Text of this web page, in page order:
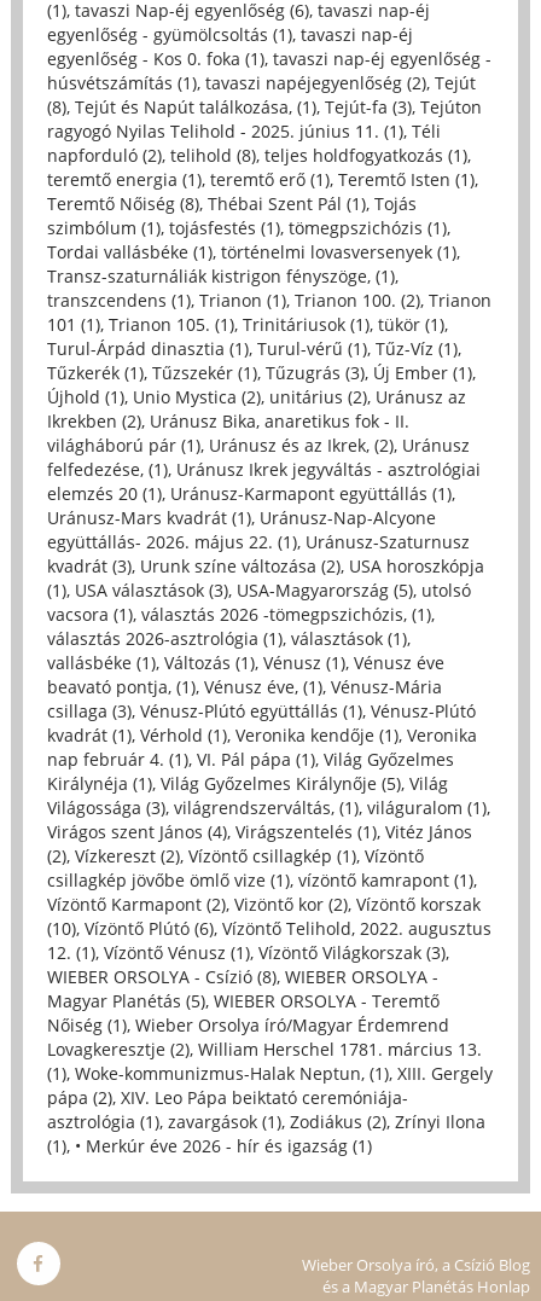
(1), tavaszi Nap-éj egyenlőség (6), tavaszi nap-éj
egyenlőség - gyümölcsoltás (1), tavaszi nap-éj
egyenlőség - Kos 0. foka (1), tavaszi nap-éj egyenlőség -
húsvétszámítás (1), tavaszi napéjegyenlőség (2), Tejút
(8), Tejút és Napút találkozása, (1), Tejút-fa (3), Tejúton
ragyogó Nyilas Telihold - 2025. június 11. (1), Téli
napforduló (2), telihold (8), teljes holdfogyatkozás (1),
teremtő energia (1), teremtő erő (1), Teremtő Isten (1),
Teremtő Nőiség (8), Thébai Szent Pál (1), Tojás
szimbólum (1), tojásfestés (1), tömegpszichózis (1),
Tordai vallásbéke (1), történelmi lovasversenyek (1),
Transz-szaturnáliák kistrigon fényszöge, (1),
transzcendens (1), Trianon (1), Trianon 100. (2), Trianon
101 (1), Trianon 105. (1), Trinitáriusok (1), tükör (1),
Turul-Árpád dinasztia (1), Turul-vérű (1), Tűz-Víz (1),
Tűzkerék (1), Tűzszekér (1), Tűzugrás (3), Új Ember (1),
Újhold (1), Unio Mystica (2), unitárius (2), Uránusz az
Ikrekben (2), Uránusz Bika, anaretikus fok - II.
világháború pár (1), Uránusz és az Ikrek, (2), Uránusz
felfedezése, (1), Uránusz Ikrek jegyváltás - asztrológiai
elemzés 20 (1), Uránusz-Karmapont együttállás (1),
Uránusz-Mars kvadrát (1), Uránusz-Nap-Alcyone
együttállás- 2026. május 22. (1), Uránusz-Szaturnusz
kvadrát (3), Urunk színe változása (2), USA horoszkópja
(1), USA választások (3), USA-Magyarország (5), utolsó
vacsora (1), választás 2026 -tömegpszichózis, (1),
választás 2026-asztrológia (1), választások (1),
vallásbéke (1), Változás (1), Vénusz (1), Vénusz éve
beavató pontja, (1), Vénusz éve, (1), Vénusz-Mária
csillaga (3), Vénusz-Plútó együttállás (1), Vénusz-Plútó
kvadrát (1), Vérhold (1), Veronika kendője (1), Veronika
nap február 4. (1), VI. Pál pápa (1), Világ Győzelmes
Királynéja (1), Világ Győzelmes Királynője (5), Világ
Világossága (3), világrendszerváltás, (1), világuralom (1),
Virágos szent János (4), Virágszentelés (1), Vitéz János
(2), Vízkereszt (2), Vízöntő csillagkép (1), Vízöntő
csillagkép jövőbe ömlő vize (1), vízöntő kamrapont (1),
Vízöntő Karmapont (2), Vizöntő kor (2), Vízöntő korszak
(10), Vízöntő Plútó (6), Vízöntő Telihold, 2022. augusztus
12. (1), Vízöntő Vénusz (1), Vízöntő Világkorszak (3),
WIEBER ORSOLYA - Csízió (8), WIEBER ORSOLYA -
Magyar Planétás (5), WIEBER ORSOLYA - Teremtő
Nőiség (1), Wieber Orsolya író/Magyar Érdemrend
Lovagkeresztje (2), William Herschel 1781. március 13.
(1), Woke-kommunizmus-Halak Neptun, (1), XIII. Gergely
pápa (2), XIV. Leo Pápa beiktató ceremóniája-
asztrológia (1), zavargások (1), Zodiákus (2), Zrínyi Ilona
(1), • Merkúr éve 2026 - hír és igazság (1)
Wieber Orsolya író, a Csízió Blog
és a Magyar Planétás Honlap